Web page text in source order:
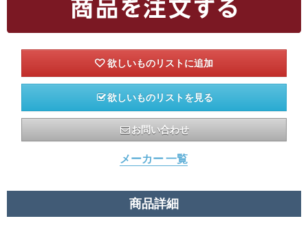
欲しいものリストを見る
お問い合わせ
メーカー 一覧
商品詳細